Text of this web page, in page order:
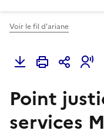
Voir le fil d'ariane
Point
services